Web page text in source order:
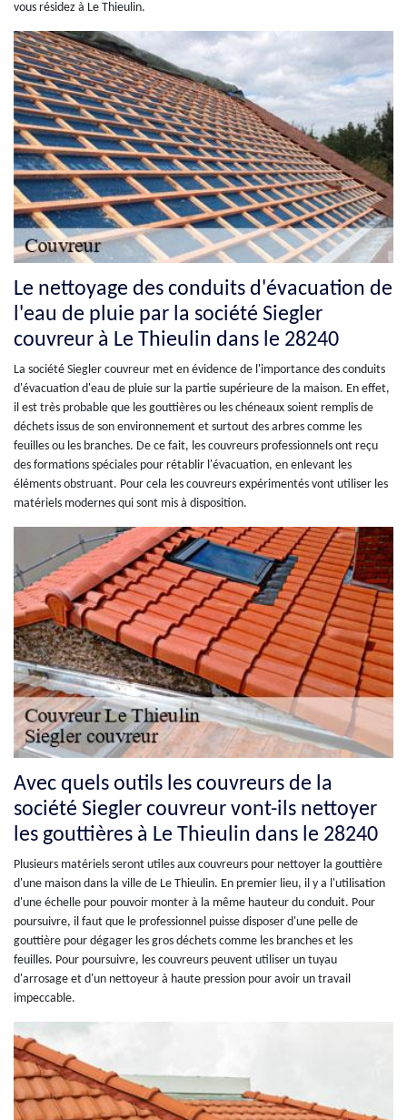
vous résidez à Le Thieulin.
Le nettoyage des conduits d'évacuation de
l'eau de pluie par la société Siegler
couvreur à Le Thieulin dans le 28240
La société Siegler couvreur met en évidence de l'importance des conduits
d'évacuation d'eau de pluie sur la partie supérieure de la maison. En effet,
il est très probable que les gouttières ou les chéneaux soient remplis de
déchets issus de son environnement et surtout des arbres comme les
feuilles ou les branches. De ce fait, les couvreurs professionnels ont reçu
des formations spéciales pour rétablir l'évacuation, en enlevant les
éléments obstruant. Pour cela les couvreurs expérimentés vont utiliser les
matériels modernes qui sont mis à disposition.
Avec quels outils les couvreurs de la
société Siegler couvreur vont-ils nettoyer
les gouttières à Le Thieulin dans le 28240
Plusieurs matériels seront utiles aux couvreurs pour nettoyer la gouttière
d'une maison dans la ville de Le Thieulin. En premier lieu, il y a l'utilisation
d'une échelle pour pouvoir monter à la même hauteur du conduit. Pour
poursuivre, il faut que le professionnel puisse disposer d'une pelle de
gouttière pour dégager les gros déchets comme les branches et les
feuilles. Pour poursuivre, les couvreurs peuvent utiliser un tuyau
d'arrosage et d'un nettoyeur à haute pression pour avoir un travail
impeccable.